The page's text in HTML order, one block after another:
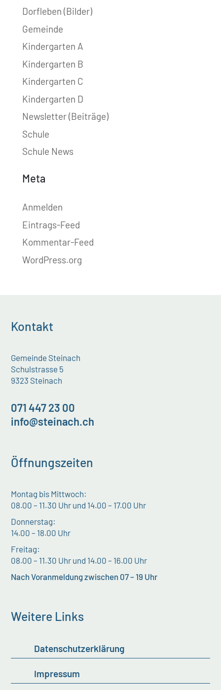
Dorfleben (Bilder)
Gemeinde
Kindergarten A
Kindergarten B
Kindergarten C
Kindergarten D
Newsletter (Beiträge)
Schule
Schule News
Meta
Anmelden
Eintrags-Feed
Kommentar-Feed
WordPress.org
Kontakt
Gemeinde Steinach
Schulstrasse 5
9323 Steinach
071 447 23 00
info@steinach.ch
Öffnungszeiten
Montag bis Mittwoch:
08.00 – 11.30 Uhr und 14.00 – 17.00 Uhr
Donnerstag:
14.00 – 18.00 Uhr
Freitag:
08.00 – 11.30 Uhr und 14.00 – 16.00 Uhr
Nach Voranmeldung zwischen 07 – 19 Uhr
Weitere Links
Datenschutzerklärung
Impressum